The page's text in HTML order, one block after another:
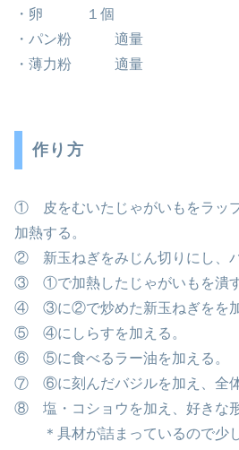
・卵 １個
・パン粉 適量
・薄力粉 適量
作り方
① 皮をむいたじゃがいもをラッ
加熱する。
② 新玉ねぎをみじん切りにし、バ
③ ①で加熱したじゃがいもを潰す
④ ③に②で炒めた新玉ねぎをを加
⑤ ④にしらすを加える。
⑥ ⑤に食べるラー油を加える。
⑦ ⑥に刻んだバジルを加え、全体
⑧ 塩・コショウを加え、好きな形
＊具材が詰まっているので少し